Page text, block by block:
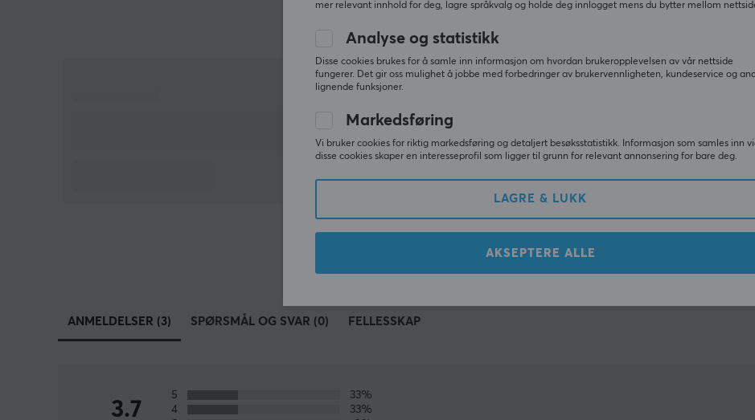
Andre så også
ANMELDELSER (3) SPØRSMÅL OG SVAR (0) FELLESSKAP
3.7
5
33%
4
33%
mer relevant innhold for deg, lagre språkvalg og holde deg innlogget mens du bytter mellom
Analyse og statistikk
Disse cookies brukes for å samle inn informasjon om hvordan brukeropplevelsen av vår nettside
fungerer. Det gir oss mulighet å jobbe med forbedringer av brukervennligheten, kundeservice og
lignende funksjoner.
Markedsføring
Vi bruker cookies for riktig markedsføring og detaljert besøksstatistikk. Informasjon som samles inn
disse cookies skaper en interesseprofil som ligger til grunn for relevant annonsering for bare deg.
LAGRE & LUKK
AKSEPTERE ALLE